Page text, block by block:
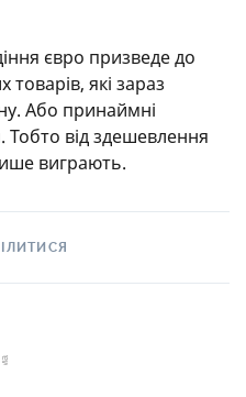
євро призведе до
які зараз
Або принаймні
Тобто від здешевлення
виграють.